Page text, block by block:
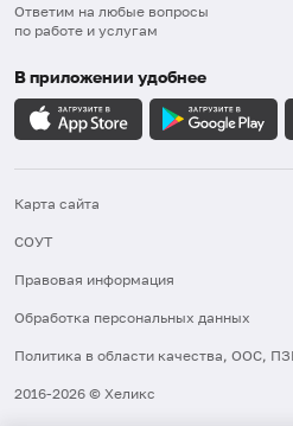
Ответим на любые вопросы
по работе и услугам
В приложении удобнее
Карта сайта
СОУТ
Правовая информация
Обработка персональных данных
Политика в области качества, ООС,
2016-2026 © Хеликс